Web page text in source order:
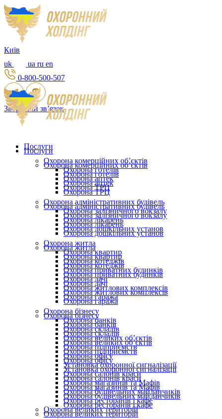
Київ
uk
ua ru en
0-800-500-507
Зворотній зв’язок
Послуги
Охорона комерційних об’єктів
Охорона готелів
Охорона аптек
Охорона ТРЦ
Охорона адміністративних будівель
Охорона залізничного вокзалу
Охорона лікарень
Охорона дошкільних установ
Охорона житла
Охорона квартир
Охорона котеджів
Охорона приватних будинків
Охорона дачі
Охорона житлових комплексів
Охорона гаража
Охорона бізнесу
Охорона банків
Охорона складів
Охорона великих об’єктів
Охорона підприємств
Охорона офісу
Установка охоронної сигналізації
Охорона салонів краси
Охорона магазинів та Мафів
Охорона будівельних майданчиків
Охорона ресторанів і кафе
Охорона великих територій
Послуги
Охорона комерційних об’єктів
Охорона готелів
Охорона аптек
Охорона ТРЦ
Охорона адміністративних будівель
Охорона залізничного вокзалу
Охорона лікарень
Охорона дошкільних установ
Охорона житла
Охорона квартир
Охорона котеджів
Охорона приватних будинків
Охорона дачі
Охорона житлових комплексів
Охорона гаража
Охорона бізнесу
Охорона банків
Охорона складів
Охорона великих об’єктів
Охорона підприємств
Охорона офісу
Установка охоронної сигналізації
Охорона салонів краси
Охорона магазинів та Мафів
Охорона будівельних майданчиків
Охорона ресторанів і кафе
Охорона великих територій